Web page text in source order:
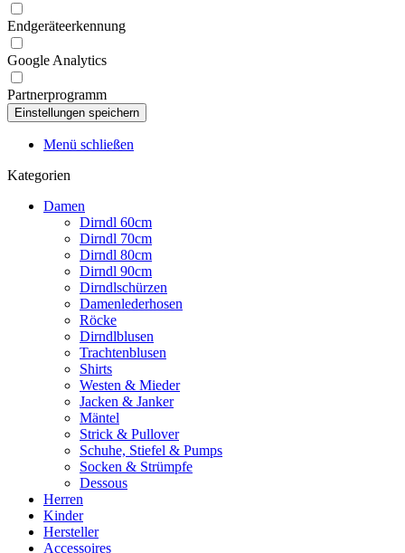
Endgeräteerkennung
Google Analytics
Partnerprogramm
Menü schließen
Kategorien
Damen
Dirndl 60cm
Dirndl 70cm
Dirndl 80cm
Dirndl 90cm
Dirndlschürzen
Damenlederhosen
Röcke
Dirndlblusen
Trachtenblusen
Shirts
Westen & Mieder
Jacken & Janker
Mäntel
Strick & Pullover
Schuhe, Stiefel & Pumps
Socken & Strümpfe
Dessous
Herren
Kinder
Hersteller
Accessoires